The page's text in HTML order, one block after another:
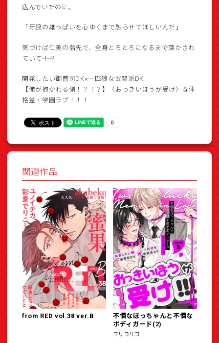
込んでいたのに。
「牙狼の雄っぱいを心ゆくまで触らせてほしいんだ」
気づけば仁美の指先で、全身とろとろになるまで蕩かされ
ていて――！？
開発したい御曹司DK×一匹狼な武闘派DK
【俺が抱かれる側！？！？】〈おっきいほうが受け〉な体
格差・学園ラブ！！！
関連作品
from RED vol.38 ver.B
不憫なぼっちゃんと不憫な
ボディガード(2)
ヲリコリコ